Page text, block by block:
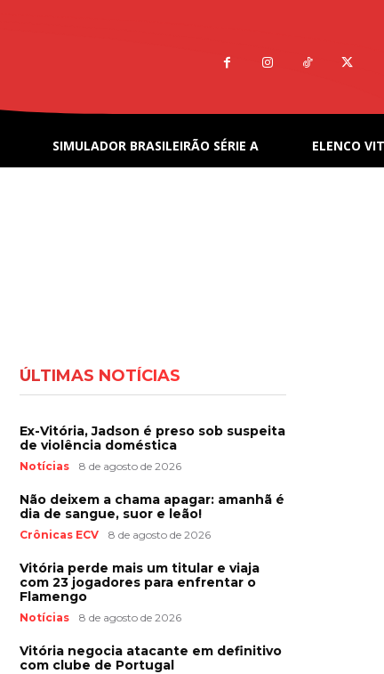
SIMULADOR BRASILEIRÃO SÉRIE A ELENCO
ÚLTIMAS NOTÍCIAS
Ex-Vitória, Jadson é preso sob suspeita
de violência doméstica
Notícias 8 de agosto de 2026
Não deixem a chama apagar: amanhã é
dia de sangue, suor e leão!
Crônicas ECV 8 de agosto de 2026
Vitória perde mais um titular e viaja
com 23 jogadores para enfrentar o
Flamengo
Notícias 8 de agosto de 2026
Vitória negocia atacante em definitivo
com clube de Portugal